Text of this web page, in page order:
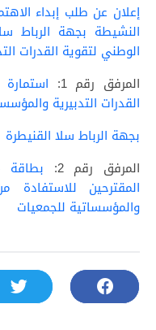
إعلان عن طلب إبداء
النشيطة بجهة الرباط
الوطني لتقوية القدرات
المرفق رقم 1:
القدرات التدبيرية
بجهة الرباط سلا القنيطرة
المرفق رقم 2:
بطاقة
المقترحين للاستفادة
والمؤسساتية للجمعيات